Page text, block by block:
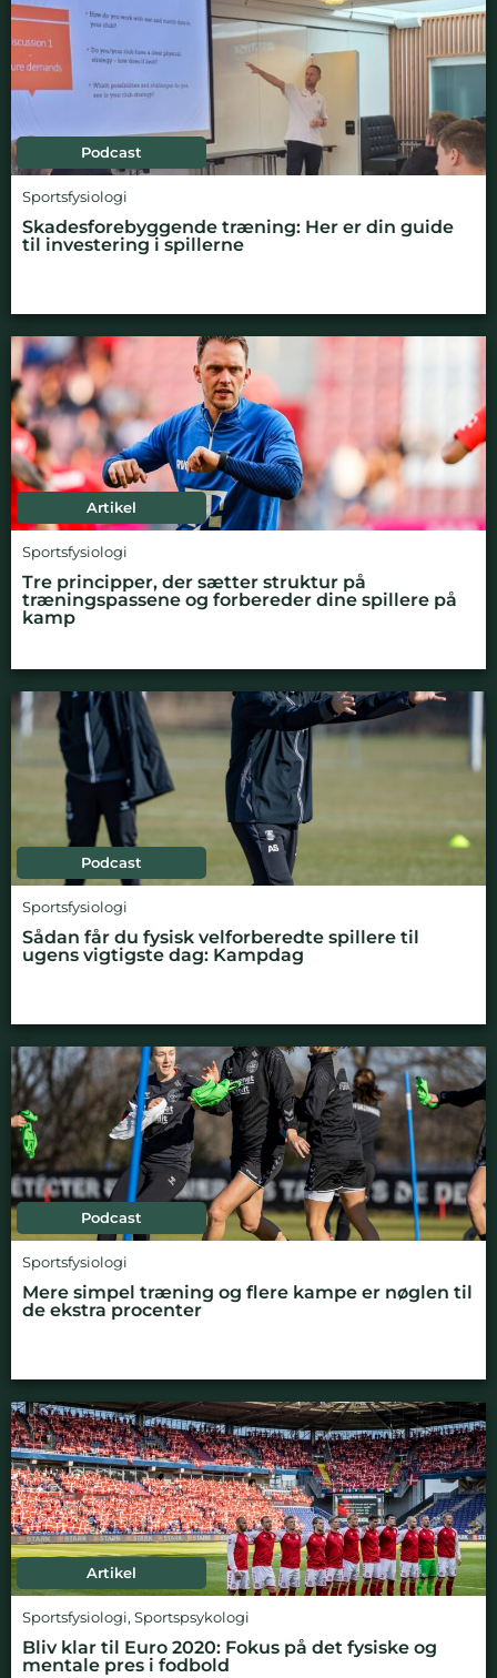
Podcast
Sportsfysiologi
Skadesforebyggende træning: Her er din guide
til investering i spillerne
Artikel
Sportsfysiologi
Tre principper, der sætter struktur på
træningspassene og forbereder dine spillere på
kamp
Podcast
Sportsfysiologi
Sådan får du fysisk velforberedte spillere til
ugens vigtigste dag: Kampdag
Podcast
Sportsfysiologi
Mere simpel træning og flere kampe er nøglen til
de ekstra procenter
Artikel
Sportsfysiologi, Sportspsykologi
Bliv klar til Euro 2020: Fokus på det fysiske og
mentale pres i fodbold